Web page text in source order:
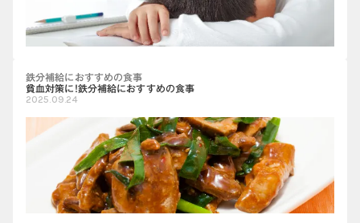
鉄分補給におすすめの食事
貧血対策に！鉄分補給におすすめの食事
2025.09.24